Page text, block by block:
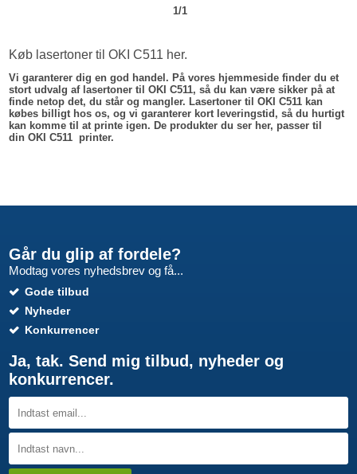
1/1
Køb lasertoner til OKI C511 her.
Vi garanterer dig en god handel. På vores hjemmeside finder du et
stort udvalg af lasertoner til OKI C511, så du kan være sikker på at
finde netop det, du står og mangler. Lasertoner til OKI C511 kan
købes billigt hos os, og vi garanterer kort leveringstid, så du hurtigt
kan komme til at printe igen. De produkter du ser her, passer til
din OKI C511 printer.
Går du glip af fordele?
Modtag vores nyhedsbrev og få...
Gode tilbud
Nyheder
Konkurrencer
Ja, tak. Send mig tilbud, nyheder og
konkurrencer.